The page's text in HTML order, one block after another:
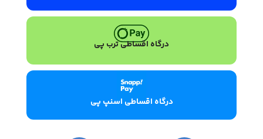
درگاه اقساطی ترب پی
درگاه اقساطی اسنپ پی